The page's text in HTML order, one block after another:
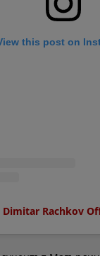
this post on